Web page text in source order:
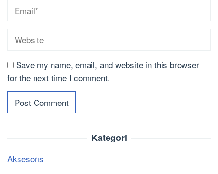
Save my name, email, and website in this browser
for the next time I comment.
Kategori
Aksesoris